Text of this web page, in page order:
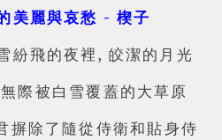
美麗與哀愁 - 楔子
紛飛的夜裡, 皎潔的月光
際被白雪覆蓋的大草原
摒除了隨從侍衛和貼身侍